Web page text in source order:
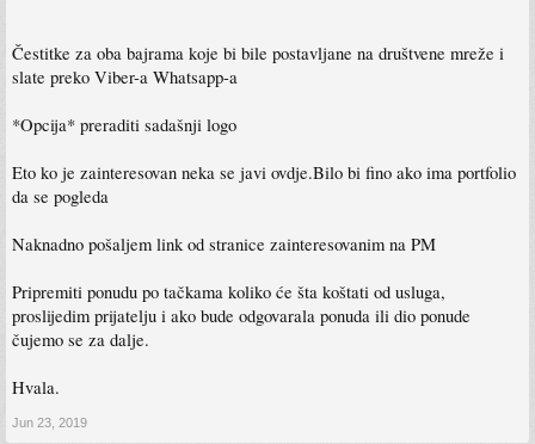
Čestitke za oba bajrama koje bi bile postavljane na društvene mreže i
slate preko Viber-a Whatsapp-a
*Opcija* preraditi sadašnji logo
Eto ko je zainteresovan neka se javi ovdje.Bilo bi fino ako ima portfolio
da se pogleda
Naknadno pošaljem link od stranice zainteresovanim na PM
Pripremiti ponudu po tačkama koliko će šta koštati od usluga,
proslijedim prijatelju i ako bude odgovarala ponuda ili dio ponude
čujemo se za dalje.
Hvala.
Jun 23, 2019